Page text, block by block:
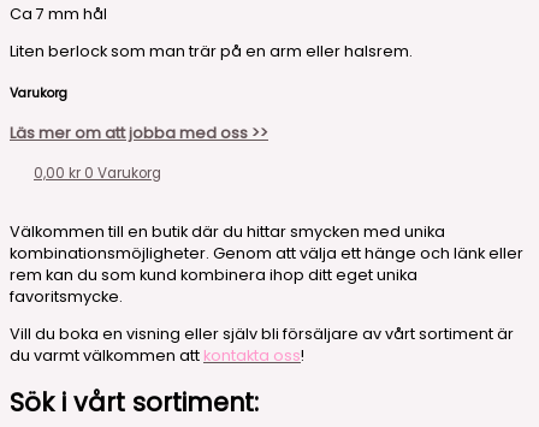
Ca 7 mm hål
Liten berlock som man trär på en arm eller halsrem.
Varukorg
Läs mer om att jobba med oss >>
0,00 kr 0 Varukorg
Välkommen till en butik där du hittar smycken med unika
kombinationsmöjligheter. Genom att välja ett hänge och länk eller
rem kan du som kund kombinera ihop ditt eget unika
favoritsmycke.
Vill du boka en visning eller själv bli försäljare av vårt sortiment är
du varmt välkommen att kontakta oss!
Sök i vårt sortiment: